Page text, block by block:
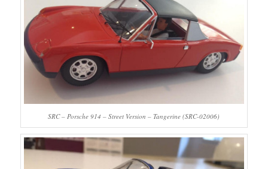
SRC – Porsche 914 – Street Version – Tangerine (SRC-02006)